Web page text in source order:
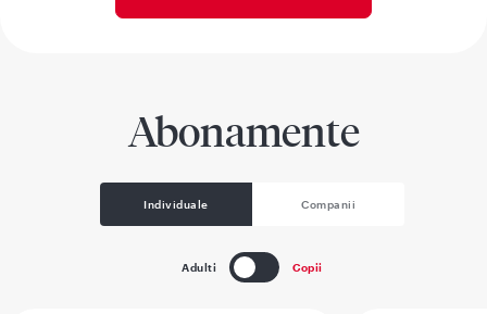
Abonamente
Individuale Companii
Adulti Copii